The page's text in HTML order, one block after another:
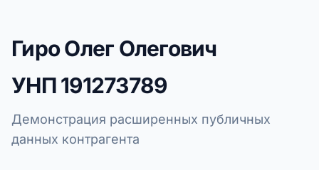
Гиро Олег Олегович
УНП191273789
Демонстрация расширенных публичных
данных контрагента